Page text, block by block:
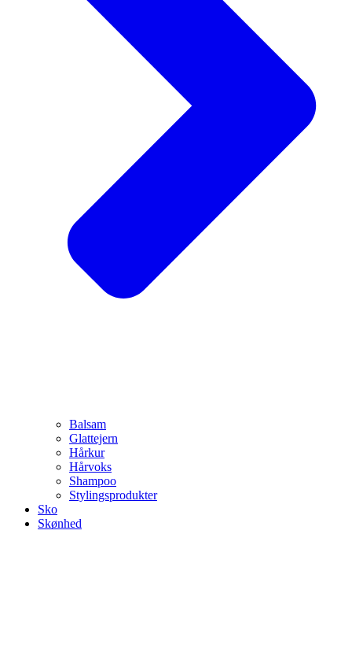
Balsam
Glattejern
Hårkur
Hårvoks
Shampoo
Stylingsprodukter
Sko
Skønhed